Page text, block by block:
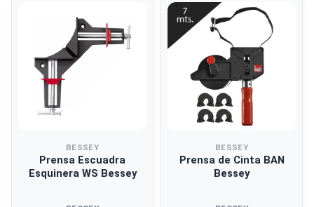
BESSEY
Prensa Escuadra
Esquinera WS Bessey
BESSEY
Prensa de Cinta BAN
Bessey